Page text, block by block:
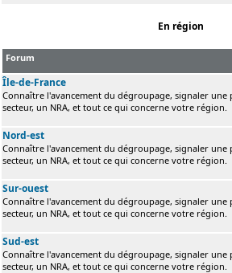
En région
Forum
Île-de-France
Connaître l'avancement du dégroupage, signaler
secteur, un NRA, et tout ce qui concerne votre région.
Nord-est
Connaître l'avancement du dégroupage, signaler
secteur, un NRA, et tout ce qui concerne votre région.
Sur-ouest
Connaître l'avancement du dégroupage, signaler
secteur, un NRA, et tout ce qui concerne votre région.
Sud-est
Connaître l'avancement du dégroupage, signaler
secteur, un NRA, et tout ce qui concerne votre région.